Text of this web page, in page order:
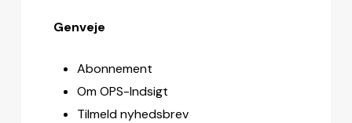
Genveje
Abonnement
Om OPS-Indsigt
Tilmeld nyhedsbrev